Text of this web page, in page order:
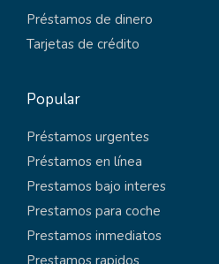
Préstamos de dinero
Tarjetas de crédito
Popular
Préstamos urgentes
Préstamos en línea
Prestamos bajo interes
Prestamos para coche
Prestamos inmediatos
Prestamos rapidos